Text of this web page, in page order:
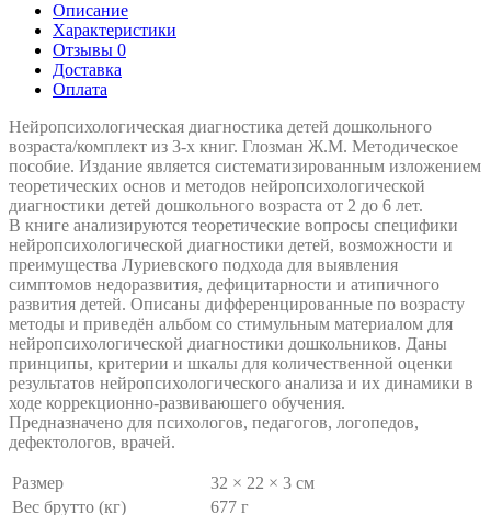
Описание
Характеристики
Отзывы 0
Доставка
Оплата
Нейропсихологическая диагностика детей дошкольного
возраста/комплект из 3-х книг. Глозман Ж.М. Методическое
пособие. Издание является систематизированным изложением
теоретических основ и методов нейропсихологической
диагностики детей дошкольного возраста от 2 до 6 лет.
В книге анализируются теоретические вопросы специфики
нейропсихологической диагностики детей, возможности и
преимущества Луриевского подхода для выявления
симптомов недоразвития, дефицитарности и атипичного
развития детей. Описаны дифференцированные по возрасту
методы и приведён альбом со стимульным материалом для
нейропсихологической диагностики дошкольников. Даны
принципы, критерии и шкалы для количественной оценки
результатов нейропсихологического анализа и их динамики в
ходе коррекционно-развиваюшего обучения.
Предназначено для психологов, педагогов, логопедов,
дефектологов, врачей.
Размер
32 × 22 × 3 см
Вес брутто (кг)
677 г